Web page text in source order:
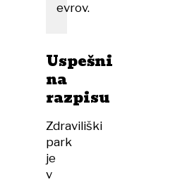
evrov.
Uspešni
na
razpisu
Zdraviliški
park
je
v